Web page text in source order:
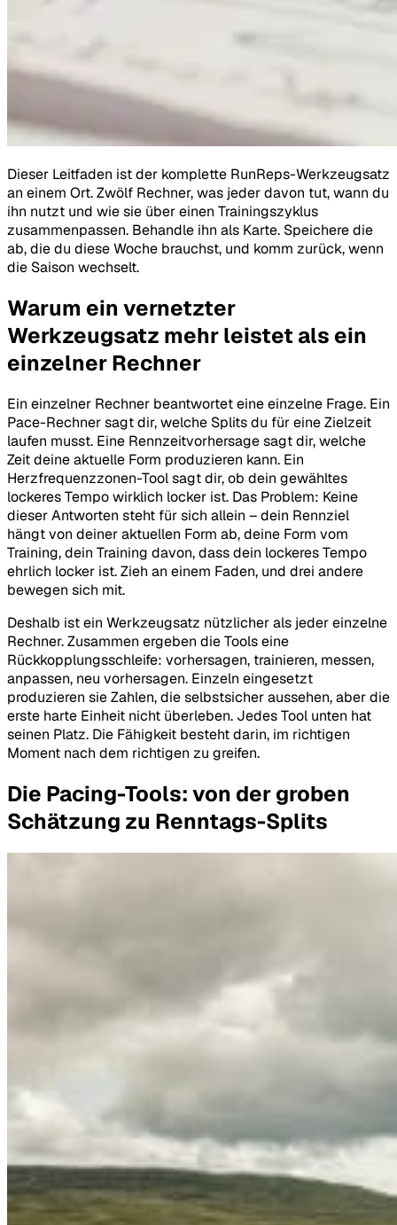
Dieser Leitfaden ist der komplette RunReps-Werkzeugsatz
an einem Ort. Zwölf Rechner, was jeder davon tut, wann du
ihn nutzt und wie sie über einen Trainingszyklus
zusammenpassen. Behandle ihn als Karte. Speichere die
ab, die du diese Woche brauchst, und komm zurück, wenn
die Saison wechselt.
Warum ein vernetzter
Werkzeugsatz mehr leistet als ein
einzelner Rechner
Ein einzelner Rechner beantwortet eine einzelne Frage. Ein
Pace-Rechner sagt dir, welche Splits du für eine Zielzeit
laufen musst. Eine Rennzeitvorhersage sagt dir, welche
Zeit deine aktuelle Form produzieren kann. Ein
Herzfrequenzzonen-Tool sagt dir, ob dein gewähltes
lockeres Tempo wirklich locker ist. Das Problem: Keine
dieser Antworten steht für sich allein – dein Rennziel
hängt von deiner aktuellen Form ab, deine Form vom
Training, dein Training davon, dass dein lockeres Tempo
ehrlich locker ist. Zieh an einem Faden, und drei andere
bewegen sich mit.
Deshalb ist ein Werkzeugsatz nützlicher als jeder einzelne
Rechner. Zusammen ergeben die Tools eine
Rückkopplungsschleife: vorhersagen, trainieren, messen,
anpassen, neu vorhersagen. Einzeln eingesetzt
produzieren sie Zahlen, die selbstsicher aussehen, aber die
erste harte Einheit nicht überleben. Jedes Tool unten hat
seinen Platz. Die Fähigkeit besteht darin, im richtigen
Moment nach dem richtigen zu greifen.
Die Pacing-Tools: von der groben
Schätzung zu Renntags-Splits